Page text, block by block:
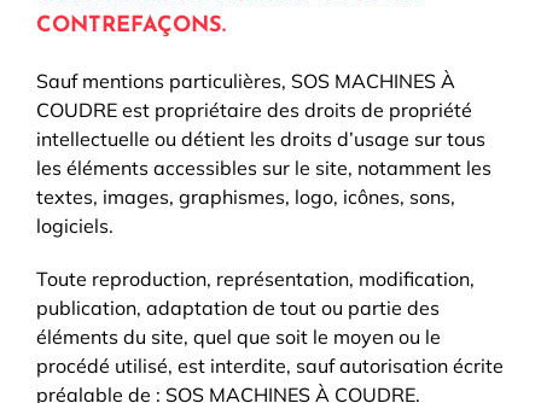
CONTREFAÇONS.
Sauf mentions particulières, SOS MACHINES À
COUDRE est propriétaire des droits de propriété
intellectuelle ou détient les droits d’usage sur tous
les éléments accessibles sur le site, notamment les
textes, images, graphismes, logo, icônes, sons,
logiciels.
Toute reproduction, représentation, modification,
publication, adaptation de tout ou partie des
éléments du site, quel que soit le moyen ou le
procédé utilisé, est interdite, sauf autorisation écrite
préalable de : SOS MACHINES À COUDRE.